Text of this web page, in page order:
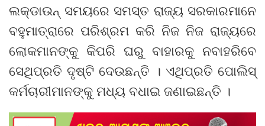
ଲକ୍‌ଡାଉନ୍ ସମୟରେ ସମସ୍ତ ରାଜ୍ୟ ସରକାରମାନେ
ବହୁମାତ୍ରାରେ ପରିଶ୍ରମ କରି ନିଜ ନିଜ ରାଜ୍ୟରେ
ଲୋକମାନଙ୍କୁ କିପରି ଘରୁ ବାହାରକୁ ନବାହରିବେ
ସେଥିପ୍ରତି ଦୃଷ୍ଟି ଦେଉଛନ୍ତି । ଏଥିପ୍ରତି ପୋଲିସ୍
କର୍ମଚାରୀମାନଙ୍କୁ ମଧ୍ୟ ବଧାଇ ଜଣାଇଛନ୍ତି ।